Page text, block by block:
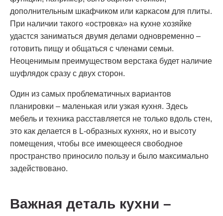
дополнительным шкафчиком или каркасом для плиты.
При наличии такого «островка» на кухне хозяйке
удастся заниматься двумя делами одновременно –
готовить пищу и общаться с членами семьи.
Неоценимым преимуществом верстака будет наличие
шуфлядок сразу с двух сторон.
Один из самых проблематичных вариантов
планировки – маленькая или узкая кухня. Здесь
мебель и техника расставляется не только вдоль стен,
это как делается в L-образных кухнях, но и высоту
помещения, чтобы все имеющееся свободное
пространство приносило пользу и было максимально
задействовано.
Важная деталь кухни –